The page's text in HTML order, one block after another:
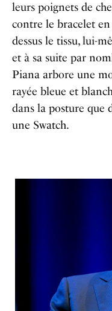
leurs poignets de
contre le bracelet
dessus le tissu, lui-
et à sa suite par
Piana arbore une
rayée bleue et
dans la posture que
une Swatch.